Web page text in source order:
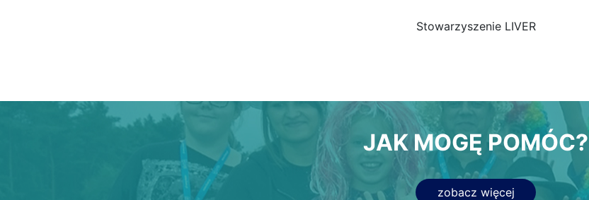
Stowarzyszenie LIVER
JAK MOGĘ POMÓC?
zobacz więcej